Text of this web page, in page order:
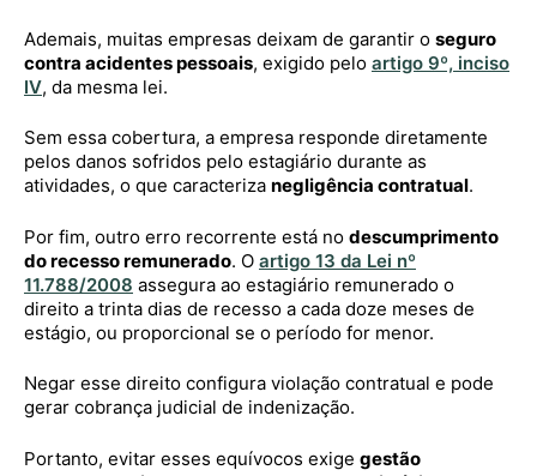
Ademais, muitas empresas deixam de garantir o seguro
contra acidentes pessoais, exigido pelo artigo 9º, inciso
IV, da mesma lei.
Sem essa cobertura, a empresa responde diretamente
pelos danos sofridos pelo estagiário durante as
atividades, o que caracteriza negligência contratual.
Por fim, outro erro recorrente está no descumprimento
do recesso remunerado. O artigo 13 da Lei nº
11.788/2008 assegura ao estagiário remunerado o
direito a trinta dias de recesso a cada doze meses de
estágio, ou proporcional se o período for menor.
Negar esse direito configura violação contratual e pode
gerar cobrança judicial de indenização.
Portanto, evitar esses equívocos exige gestão